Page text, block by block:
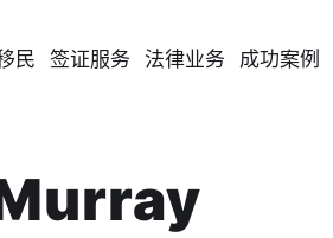
民 签证服务 法律业务 成功案例